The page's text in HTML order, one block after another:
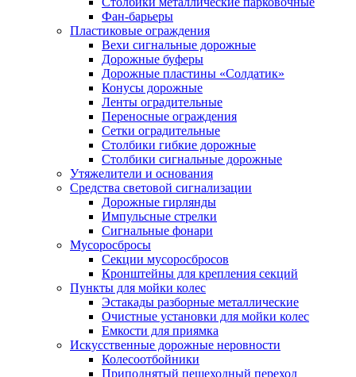
Фан-барьеры
Пластиковые ограждения
Вехи сигнальные дорожные
Дорожные буферы
Дорожные пластины «Солдатик»
Конусы дорожные
Ленты оградительные
Переносные ограждения
Сетки оградительные
Столбики гибкие дорожные
Столбики сигнальные дорожные
Утяжелители и основания
Средства световой сигнализации
Дорожные гирлянды
Импульсные стрелки
Сигнальные фонари
Мусоросбросы
Секции мусоросбросов
Кронштейны для крепления секций
Пункты для мойки колес
Эстакады разборные металлические
Очистные установки для мойки колес
Емкости для приямка
Искусственные дорожные неровности
Колесоотбойники
Приподнятый пешеходный переход